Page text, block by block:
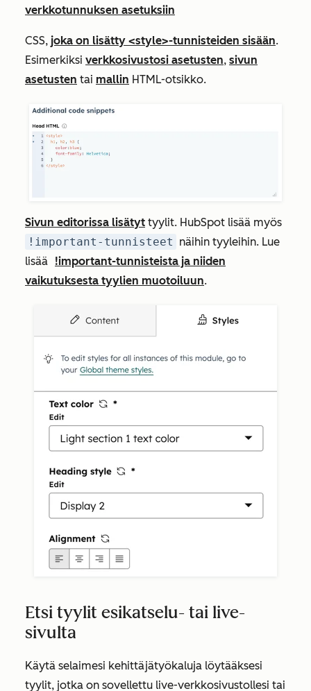
verkkotunnuksen asetuksiin
CSS, joka on lisätty <style>-tunnisteiden sisään.
Esimerkiksi verkkosivustosi asetusten, sivun
asetusten tai mallin HTML-otsikko.
Sivun editorissa lisätyt tyylit. HubSpot lisää myös
!important-tunnisteet näihin tyyleihin. Lue
lisää !important-tunnisteista ja niiden
vaikutuksesta tyylien muotoiluun.
Etsi tyylit esikatselu- tai live-
sivulta
Käytä selaimesi kehittäjätyökaluja löytääksesi
tyylit, jotka on sovellettu live-verkkosivustollesi tai